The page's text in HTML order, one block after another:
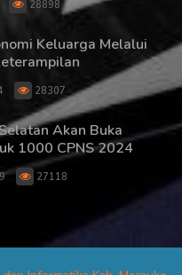
28898
Keluarga Melalui
28307
Akan Buka
1000 CPNS 2024
27118